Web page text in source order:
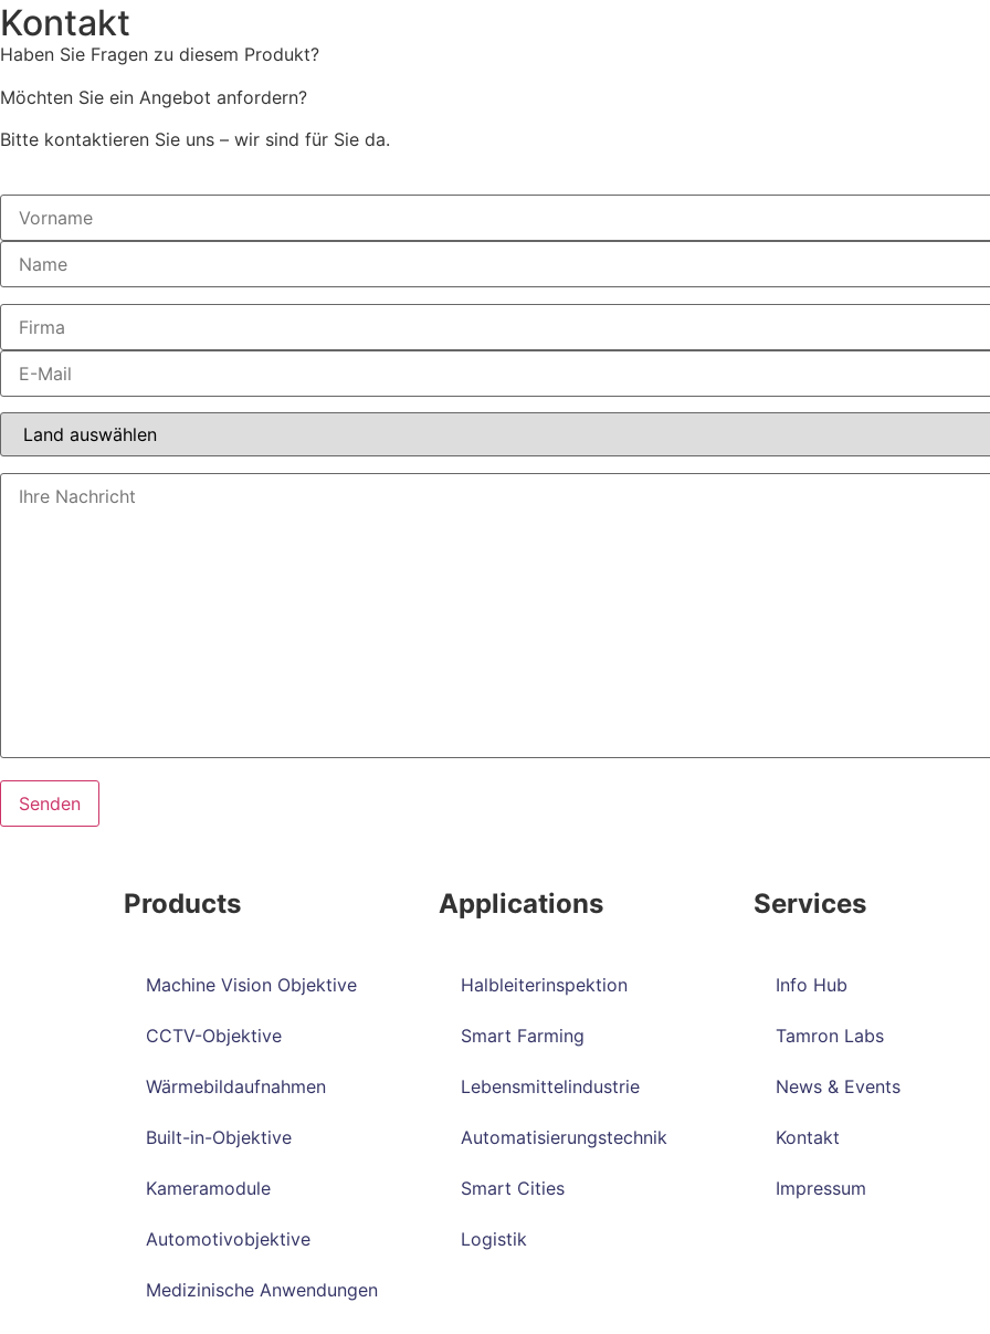
Kontakt
Haben Sie Fragen zu diesem Produkt?
Möchten Sie ein Angebot anfordern?
Bitte kontaktieren Sie uns – wir sind für Sie da.
Products
Machine Vision Objektive
CCTV-Objektive
Wärmebildaufnahmen
Built-in-Objektive
Kameramodule
Automotivobjektive
Medizinische Anwendungen
Applications
Halbleiterinspektion
Smart Farming
Lebensmittelindustrie
Automatisierungstechnik
Smart Cities
Logistik
Services
Info Hub
Tamron Labs
News & Events
Kontakt
Impressum